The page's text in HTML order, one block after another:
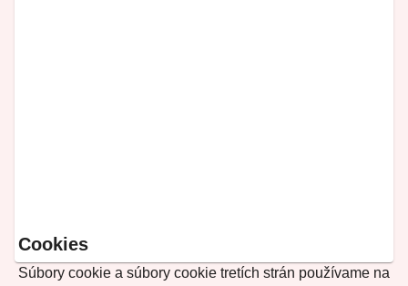
Cookies
Súbory cookie a súbory cookie tretích strán používame na